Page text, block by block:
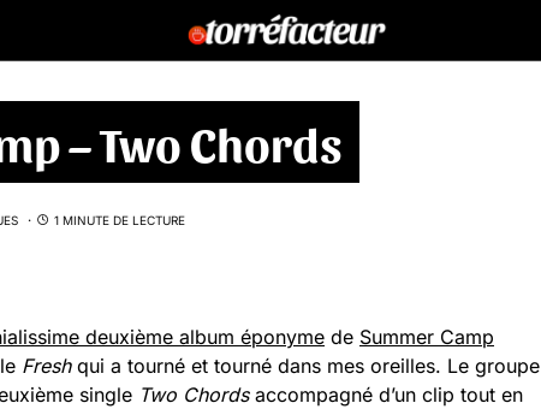
– Two Chords
1 MINUTE DE LECTURE
deuxième album éponyme de Summer Camp
Freshqui a tourné et tourné dans mes oreilles. Le groupe
single Two Chordsaccompagné d’un clip tout en